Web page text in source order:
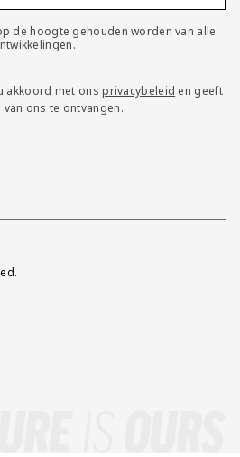
de hoogte gehouden worden van alle
akkoord met onsprivacybeleid en geeft
ons te ontvangen.